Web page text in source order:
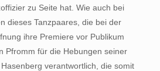
zu Seite hat. Wie auch bei
dieses Tanzpaares, die bei der
ihre Premiere vor Publikum
Pfromm für die Hebungen seiner
verantwortlich, die somit